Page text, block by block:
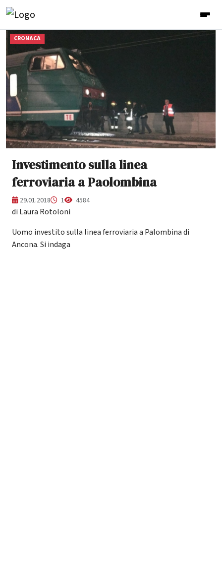
CRONACA
Investimento sulla linea
ferroviaria a Paolombina
29.01.2018 1 4584
di Laura Rotoloni
Uomo investito sulla linea ferroviaria a Palombina di
Ancona. Si indaga